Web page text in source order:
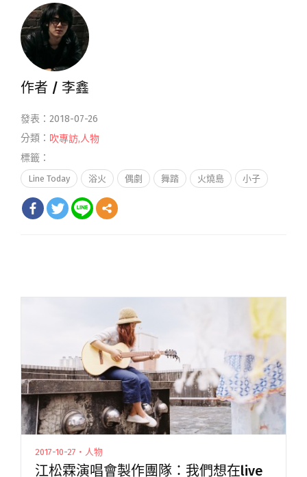
作者 / 李鑫
發表：2018-07-26
分類： 吹專訪,人物
標籤：
Line Today 浴火 偶劇 舞踏 火燒島 小子
2017-10-27・人物
江松霖演唱會製作團隊：我們想在live